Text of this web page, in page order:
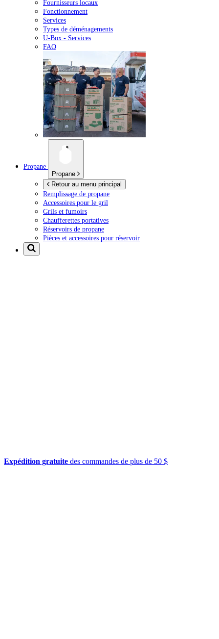
Fournisseurs locaux
Fonctionnement
Services
Types de déménagements
U-Box - Services
FAQ
Propane
Propane
Retour au menu principal
Remplissage de propane
Accessoires pour le gril
Grils et fumoirs
Chaufferettes portatives
Réservoirs de propane
Pièces et accessoires pour réservoir
Expédition gratuite des commandes de plus de 50 $